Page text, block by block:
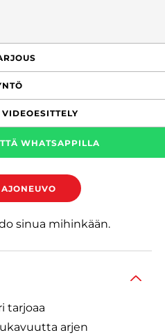
WHATSAPPILLA
sinua mihinkään.
tarjoaa
arjen